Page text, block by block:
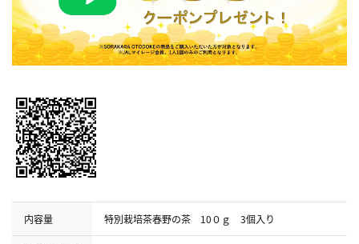
内容量 特別栽培茶春野の茶 10０ｇ 3個入り